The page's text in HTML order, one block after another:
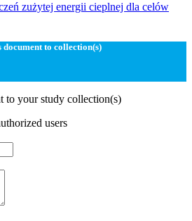
zużytej energii cieplnej dla celów
document to collection(s)
to your study collection(s)
users